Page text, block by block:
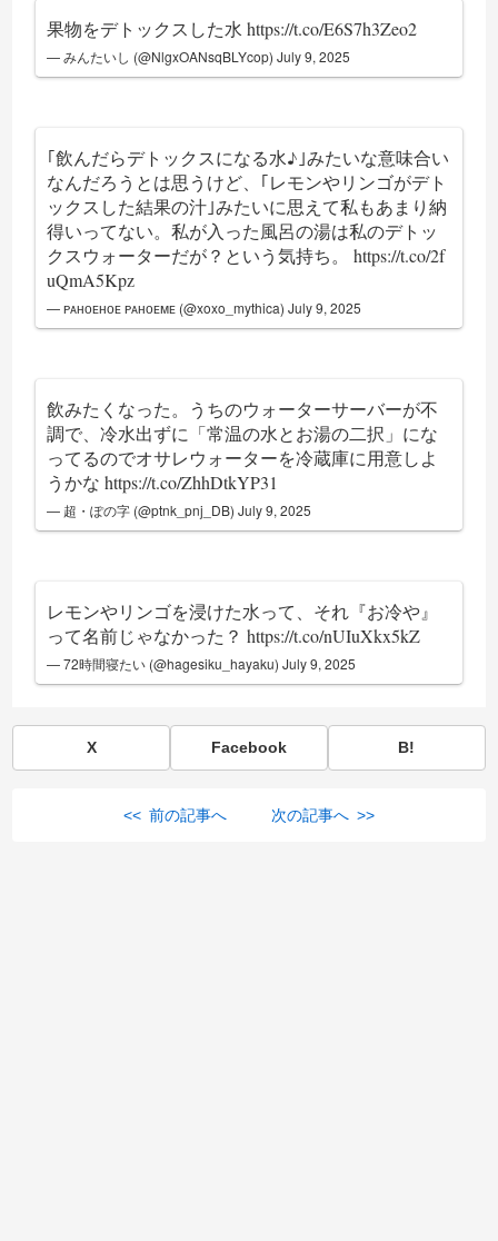
果物をデトックスした水https://t.co/E6S7h3Zeo2
— みんたいし (@NlgxOANsqBLYcop)July 9, 2025
｢飲んだらデトックスになる水♪｣みたいな意味合い
なんだろうとは思うけど、｢レモンやリンゴがデト
ックスした結果の汁｣みたいに思えて私もあまり納
得いってない。私が入った風呂の湯は私のデトッ
クスウォーターだが？という気持ち。https://t.co/2f
uQmA5Kpz
— ᴘᴀʜᴏᴇʜᴏᴇ ᴘᴀʜᴏᴇᴍᴇ (@xoxo_mythica)July 9, 2025
飲みたくなった。うちのウォーターサーバーが不
調で、冷水出ずに「常温の水とお湯の二択」にな
ってるのでオサレウォーターを冷蔵庫に用意しよ
うかなhttps://t.co/ZhhDtkYP31
— 超・ぽの字 (@ptnk_pnj_DB)July 9, 2025
レモンやリンゴを浸けた水って、それ『お冷や』
って名前じゃなかった？https://t.co/nUIuXkx5kZ
— 72時間寝たい (@hagesiku_hayaku)July 9, 2025
X Facebook B!
<< 前の記事へ 次の記事へ >>